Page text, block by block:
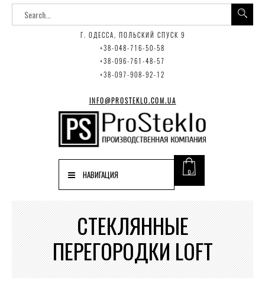
Г. ОДЕССА, ПОЛЬСКИЙ СПУСК 9
+38-048-716-50-58
+38-096-761-48-57
+38-097-908-92-12
INFO@PROSTEKLO.COM.UA
0
НАВИГАЦИЯ
СТЕКЛЯННЫЕ
ПЕРЕГОРОДКИ LOFT